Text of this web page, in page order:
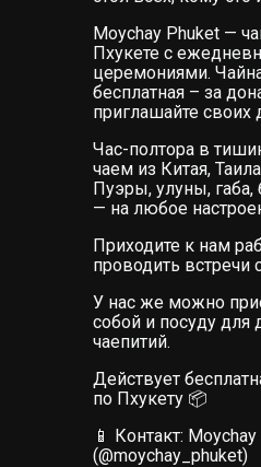
Moychay Phuket —
Пхукете с
церемониями.
бесплатная – за
приглашайте своих
Час-полтора в
чаем из Китая,
Пуэры, улуны,
— на любое
Приходите к нам
проводить встречи
У нас же можно
собой и посуду
чаепитий.
Действует
по Пхукету 📦
📱 Контакт:
(@moychay_phuket)